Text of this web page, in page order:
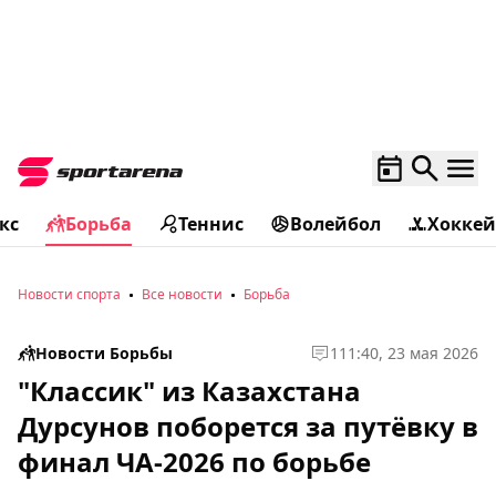
Борьба Теннис Волейбол Хоккей
Новости спорта Все новости Борьба
Новости Борьбы 1 11:40, 23 мая 2026
"Классик" из Казахстана
Дурсунов поборется за путёвку в
финал ЧА-2026 по борьбе